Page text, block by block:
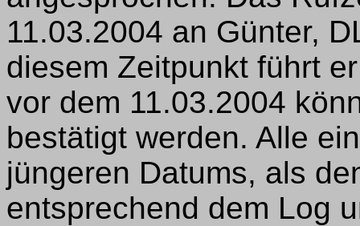
11.03.2004 an Günter,
diesem Zeitpunkt führt
vor dem 11.03.2004
bestätigt werden. Alle
jüngeren Datums, als
entsprechend dem Log